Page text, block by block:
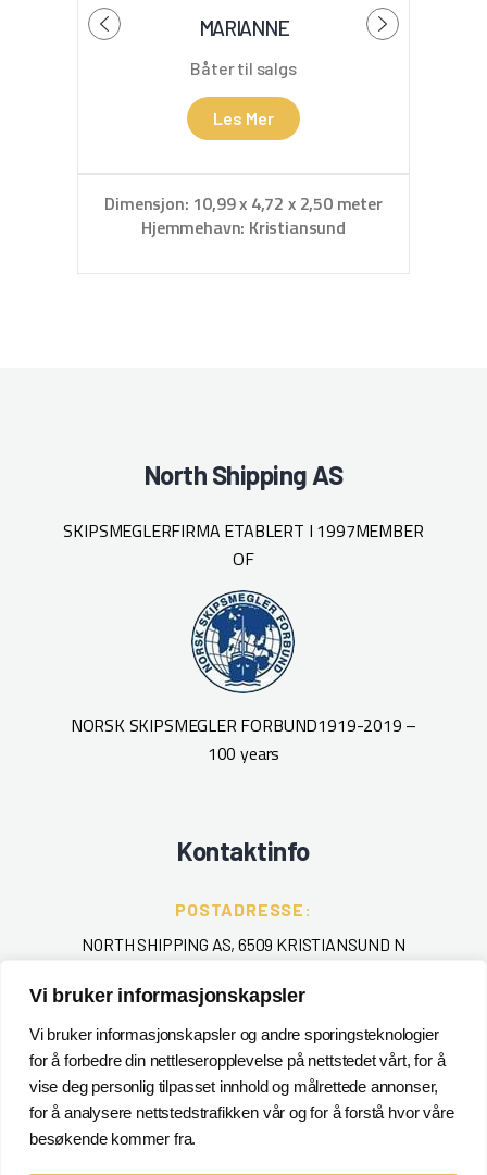
Vi bruker informasjonskapsler
Vi bruker informasjonskapsler og andre sporingsteknologier
for å forbedre din nettleseropplevelse på nettstedet vårt, for å
vise deg personlig tilpasset innhold og målrettede annonser,
for å analysere nettstedstrafikken vår og for å forstå hvor våre
besøkende kommer fra.
MARIANNE
Båter til salgs
Les Mer
Dimensjon: 10,99 x 4,72 x 2,50 meter
Hjemmehavn: Kristiansund
North Shipping AS
SKIPSMEGLERFIRMA ETABLERT I 1997MEMBER
OF
NORSK SKIPSMEGLER FORBUND1919-2019 –
100 years
Kontaktinfo
POSTADRESSE:
NORTH SHIPPING AS, 6509 KRISTIANSUND N
TELEFON:
+ 47 715 40 000
EPOST :
POSTMASTER@NORTHSHIPPING.NO